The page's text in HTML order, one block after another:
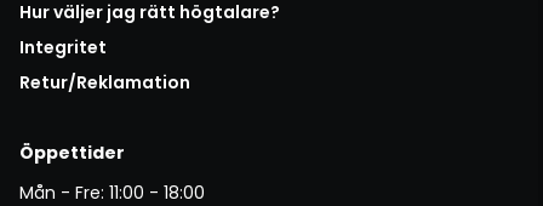
Hur väljer jag rätt högtalare?
Integritet
Retur/Reklamation
Öppettider
Mån - Fre: 11:00 - 18:00